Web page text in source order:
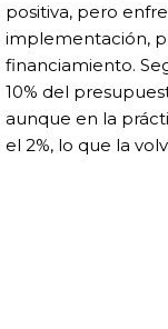
positiva, pero
implementación,
financiamiento.
10% del
aunque en la
el 2%, lo que la